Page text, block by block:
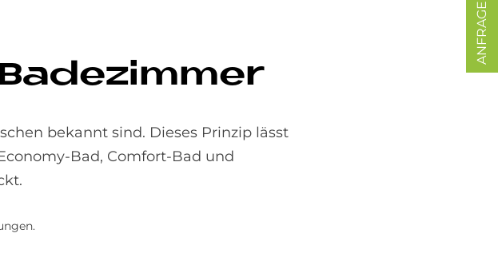
bekannt sind. Dieses Prinzip lässt
Bad, Comfort-Bad und
ANFRAGE